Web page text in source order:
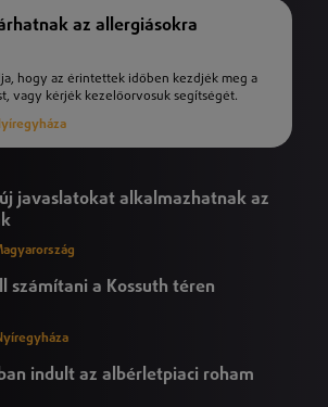
az allergiásokra
hogy az érintettek időben kezdjék meg a
vagy kérjék kezelőorvosuk segítségét.
javaslatokat alkalmazhatnak az
számítani a Kossuth téren
indult az albérletpiaci roham